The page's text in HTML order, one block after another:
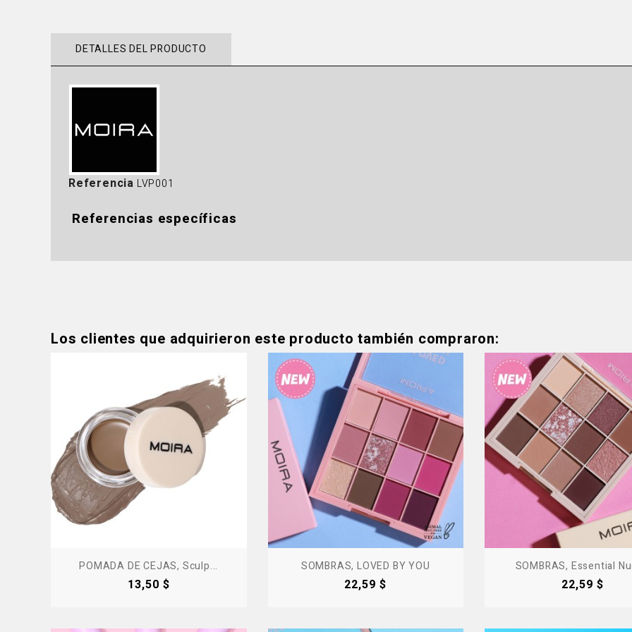
DETALLES DEL PRODUCTO
Referencia LVP001
Referencias específicas
Los clientes que adquirieron este producto también compraron:
POMADA DE CEJAS, Sculp...
Precio
13,50 $
SOMBRAS, LOVED BY YOU
Precio
22,59 $
SOMBRAS, Essential
Precio
22,59 $
Producto Fuera De Stock -